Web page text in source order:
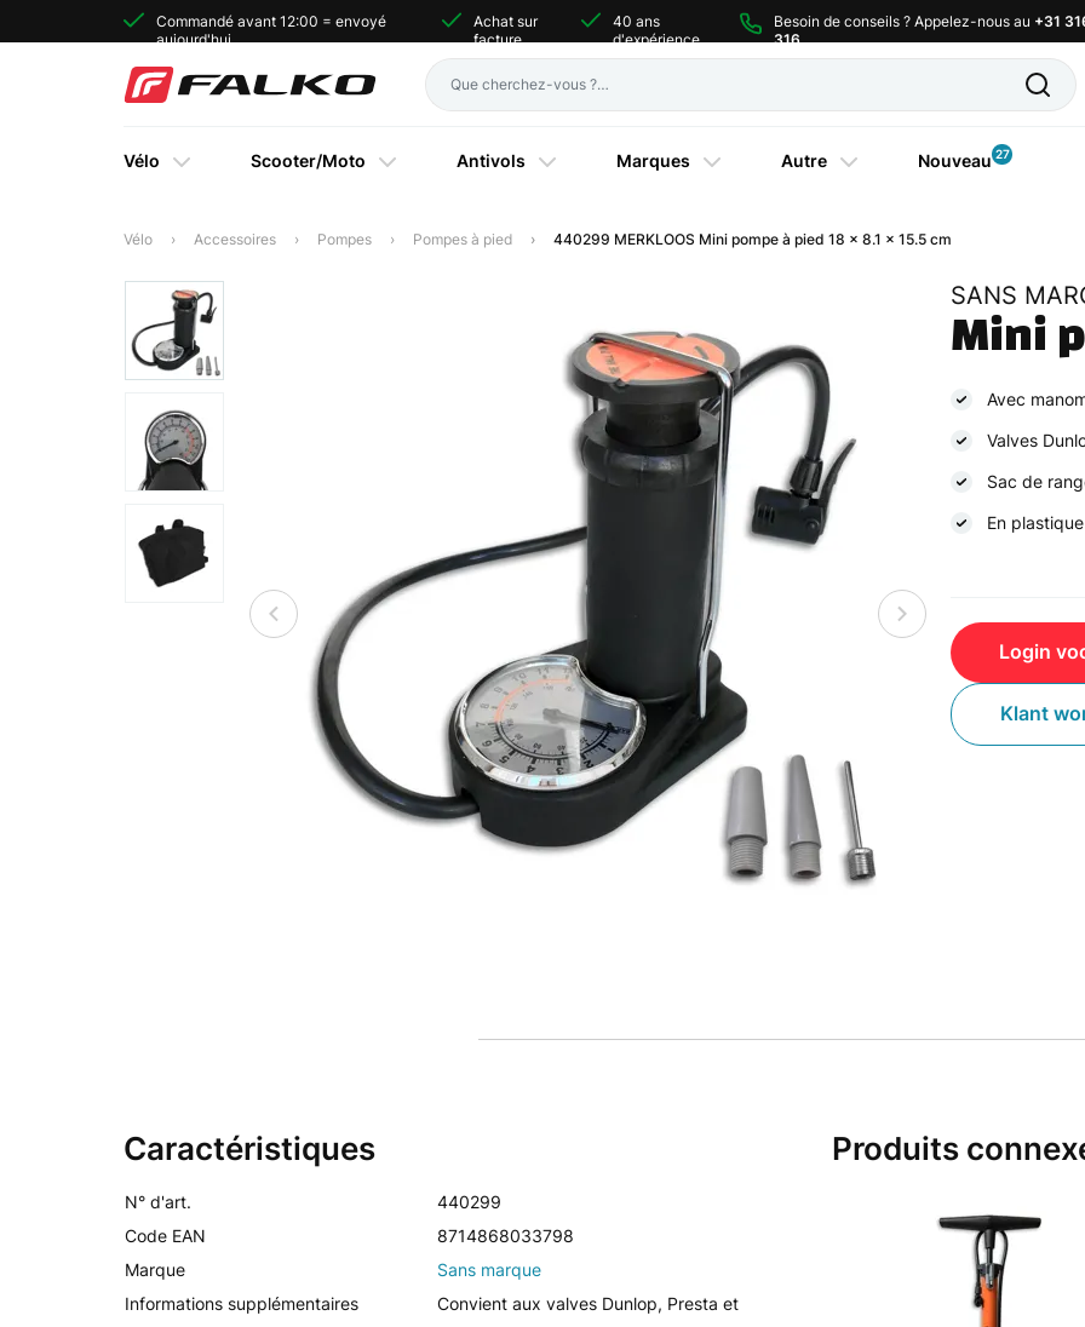
Commandé avant 12:00 = envoyé
aujourd'hui
Achat sur
facture
40 ans
d'expérience
Besoin de conseils ? Appelez-nous au +31
316
Vélo Scooter/Moto Antivols Marques Autre Nouveau 27
Vélo Accessoires Pompes Pompes à pied 440299 MERKLOOS Mini pompe à pied 18 x 8.1 x 15.5 cm
SANS
Mini
Avec
Valves
Sac de
En plastique
Login
Klant
Caractéristiques
N° d'art.
440299
Code EAN
8714868033798
Marque
Sans marque
Informations supplémentaires
Convient aux valves Dunlop, Presta et
Produits